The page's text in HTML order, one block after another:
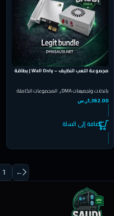
مجموعة اللعب النظيف – Wall Only | بطاقة
باندلات وتجميعات DMA
, المجموعات الكاملة
1,362.00ر.س
إضافة إلى السلة
←
1